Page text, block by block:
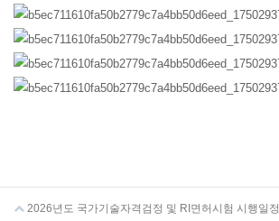
2026년도 국가기술자격검정 및 RI면허시험 시행일정